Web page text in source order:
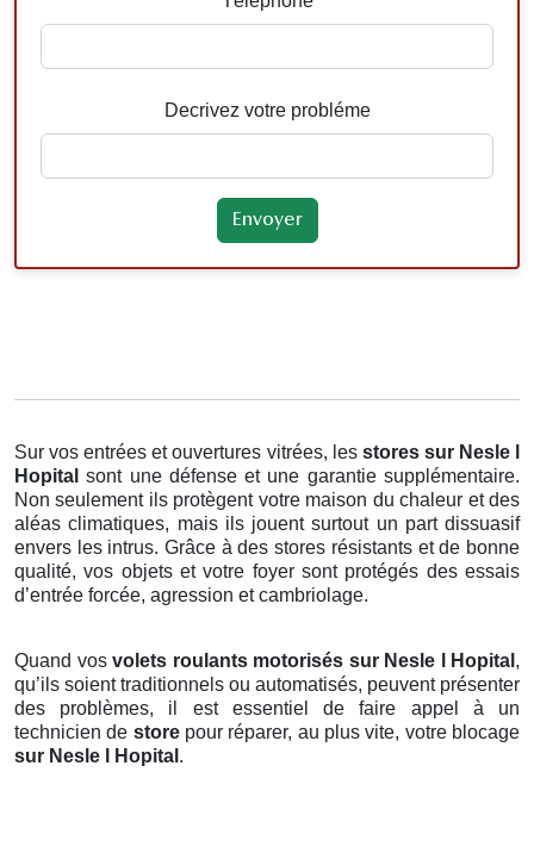
Decrivez votre probléme
Sur vos entrées et ouvertures vitrées, les stores sur Nesle l
Hopitalsont une défense et une garantie supplémentaire.
Non seulement ils protègent votre maison du chaleur et des
aléas climatiques, mais ils jouent surtout un part dissuasif
envers les intrus. Grâce à des stores résistants et de bonne
qualité, vos objets et votre foyer sont protégés des essais
d’entrée forcée, agression et cambriolage.
Quand vos volets roulants motorisés sur Nesle l Hopital ,
qu’ils soient traditionnels ou automatisés, peuvent présenter
des problèmes, il est essentiel de faire appel à un
technicien de storepour réparer, au plus vite, votre blocage
sur Nesle l Hopital .